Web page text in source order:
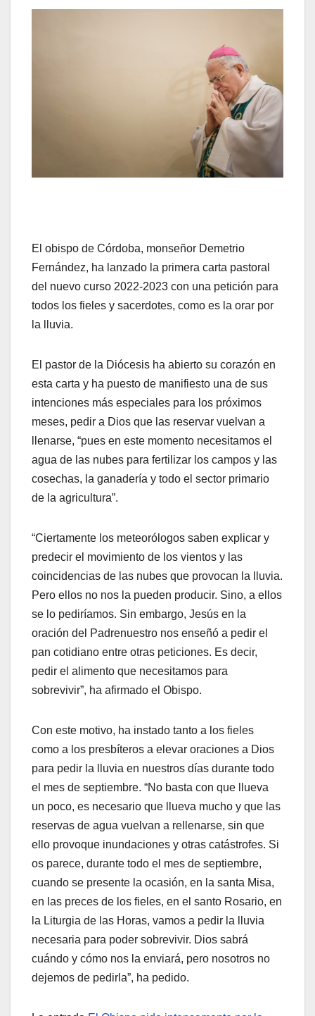
El obispo de Córdoba, monseñor Demetrio
Fernández, ha lanzado la primera carta pastoral
del nuevo curso 2022-2023 con una petición para
todos los fieles y sacerdotes, como es la orar por
la lluvia.
El pastor de la Diócesis ha abierto su corazón en
esta carta y ha puesto de manifiesto una de sus
intenciones más especiales para los próximos
meses, pedir a Dios que las reservar vuelvan a
llenarse, “pues en este momento necesitamos el
agua de las nubes para fertilizar los campos y las
cosechas, la ganadería y todo el sector primario
de la agricultura”.
“Ciertamente los meteorólogos saben explicar y
predecir el movimiento de los vientos y las
coincidencias de las nubes que provocan la lluvia.
Pero ellos no nos la pueden producir. Sino, a ellos
se lo pediríamos. Sin embargo, Jesús en la
oración del Padrenuestro nos enseñó a pedir el
pan cotidiano entre otras peticiones. Es decir,
pedir el alimento que necesitamos para
sobrevivir”, ha afirmado el Obispo.
Con este motivo, ha instado tanto a los fieles
como a los presbíteros a elevar oraciones a Dios
para pedir la lluvia en nuestros días durante todo
el mes de septiembre. “No basta con que llueva
un poco, es necesario que llueva mucho y que las
reservas de agua vuelvan a rellenarse, sin que
ello provoque inundaciones y otras catástrofes. Si
os parece, durante todo el mes de septiembre,
cuando se presente la ocasión, en la santa Misa,
en las preces de los fieles, en el santo Rosario, en
la Liturgia de las Horas, vamos a pedir la lluvia
necesaria para poder sobrevivir. Dios sabrá
cuándo y cómo nos la enviará, pero nosotros no
dejemos de pedirla”, ha pedido.